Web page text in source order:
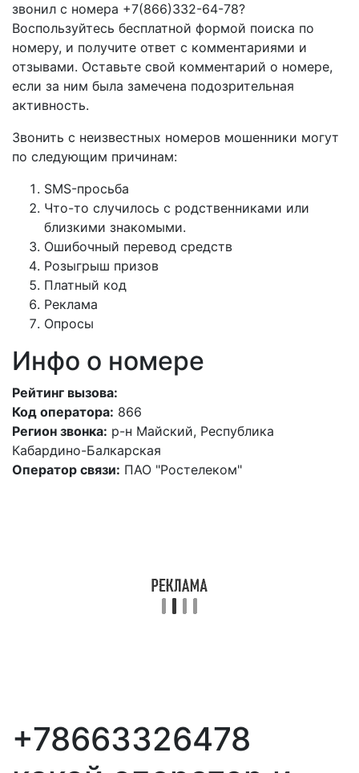
звонил с номера +7(866)332-64-78?
Воспользуйтесь бесплатной формой поиска по
номеру, и получите ответ с комментариями и
отзывами. Оставьте свой комментарий о номере,
если за ним была замечена подозрительная
активность.
Звонить с неизвестных номеров мошенники могут
по следующим причинам:
SMS-просьба
Что-то случилось с родственниками или
близкими знакомыми.
Ошибочный перевод средств
Розыгрыш призов
Платный код
Реклама
Опросы
Инфо о номере
Рейтинг вызова:
Код оператора: 866
Регион звонка: р-н Майский, Республика
Кабардино-Балкарская
Оператор связи: ПАО "Ростелеком"
+78663326478